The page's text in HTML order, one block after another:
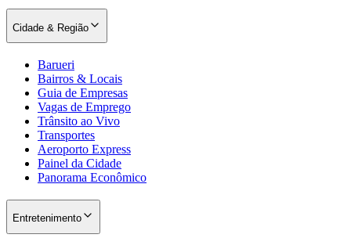
Cidade & Região
Barueri
Bairros & Locais
Guia de Empresas
Vagas de Emprego
Trânsito ao Vivo
Transportes
Aeroporto Express
Painel da Cidade
Panorama Econômico
Entretenimento